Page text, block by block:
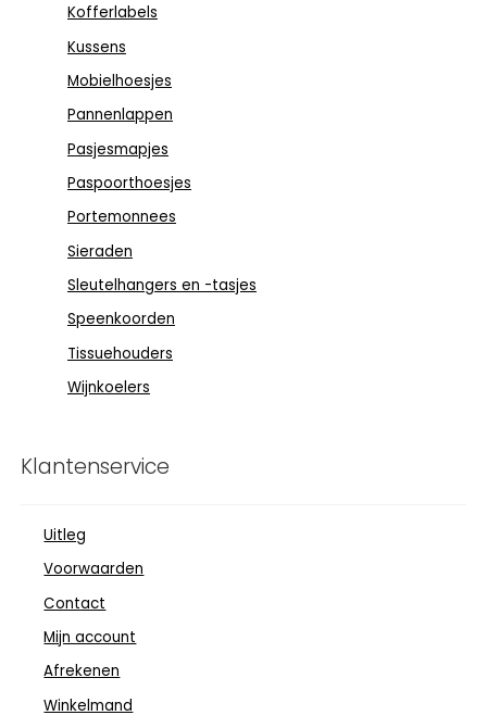
Kofferlabels
Kussens
Mobielhoesjes
Pannenlappen
Pasjesmapjes
Paspoorthoesjes
Portemonnees
Sieraden
Sleutelhangers en -tasjes
Speenkoorden
Tissuehouders
Wijnkoelers
Klantenservice
Uitleg
Voorwaarden
Contact
Mijn account
Afrekenen
Winkelmand